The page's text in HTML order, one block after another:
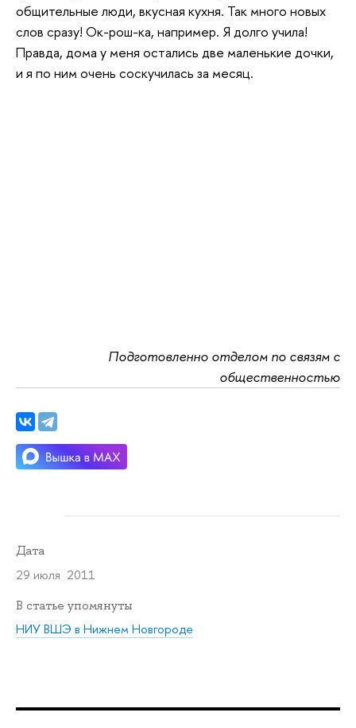
общительные люди, вкусная кухня. Так много новых
слов сразу! Ок-рош-ка, например. Я долго учила!
Правда, дома у меня остались две маленькие дочки,
и я по ним очень соскучилась за месяц.
Подготовленно отделом по связям с
общественностью
Дата
29 июля 2011
В статье упомянуты
НИУ ВШЭ в Нижнем Новгороде